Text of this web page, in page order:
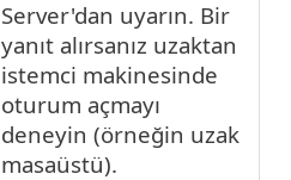
Server'dan uyarın. Bir
yanıt alırsanız uzaktan
istemci makinesinde
oturum açmayı
deneyin (örneğin uzak
masaüstü).